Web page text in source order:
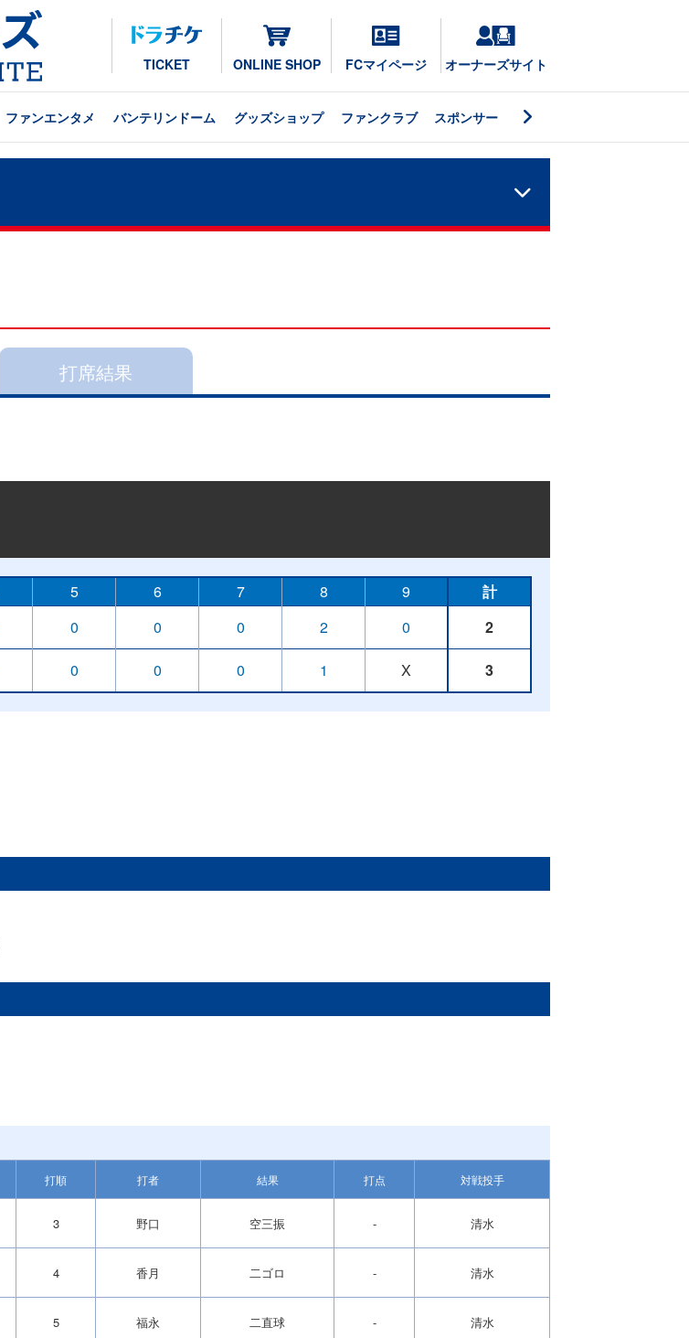
TICKET ONLINE SHOP FCマイページ オーナーズサイト
ファンエンタメ バンテリンドーム グッズショップ ファンクラブ スポンサー
打席結果
5 6 7 8 9
計
0 0 0 2 0 2
0 0 0 1 X 3
打順 打者 結果 打点 対戦投手
3 野口 空三振 - 清水
4 香月 二ゴロ - 清水
5 福永 二直球 - 清水